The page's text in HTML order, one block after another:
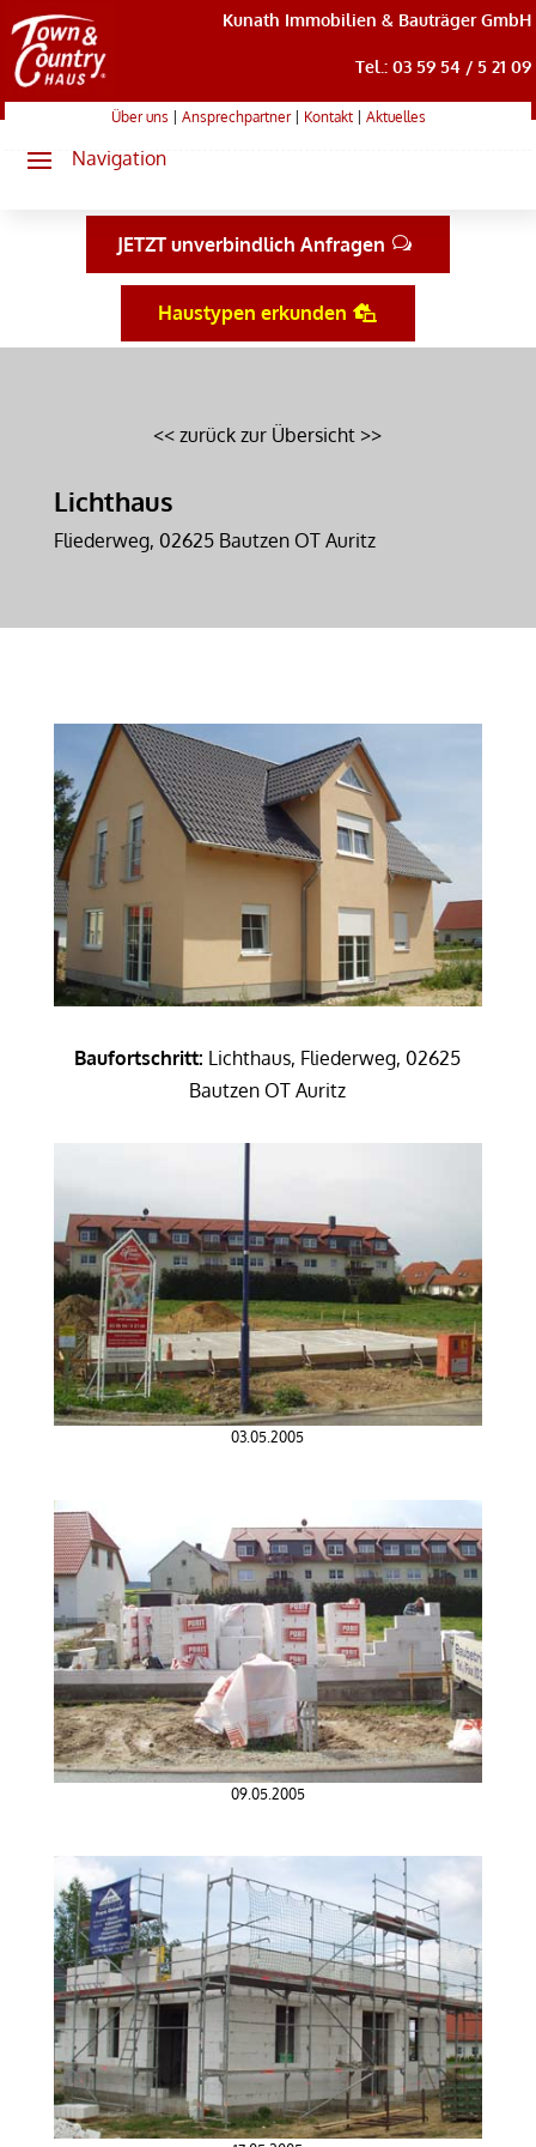
Kunath Immobilien & Bauträger GmbH
Tel.: 03 59 54 / 5 21 09
Über uns Ansprechpartner| Kontakt| Aktuelles
JETZT unverbindlich Anfragen
Haustypen erkunden
<< zurück zur Übersicht >>
Lichthaus
Fliederweg, 02625 Bautzen OT Auritz
Baufortschritt: Lichthaus, Fliederweg, 02625
Bautzen OT Auritz
03.05.2005
09.05.2005